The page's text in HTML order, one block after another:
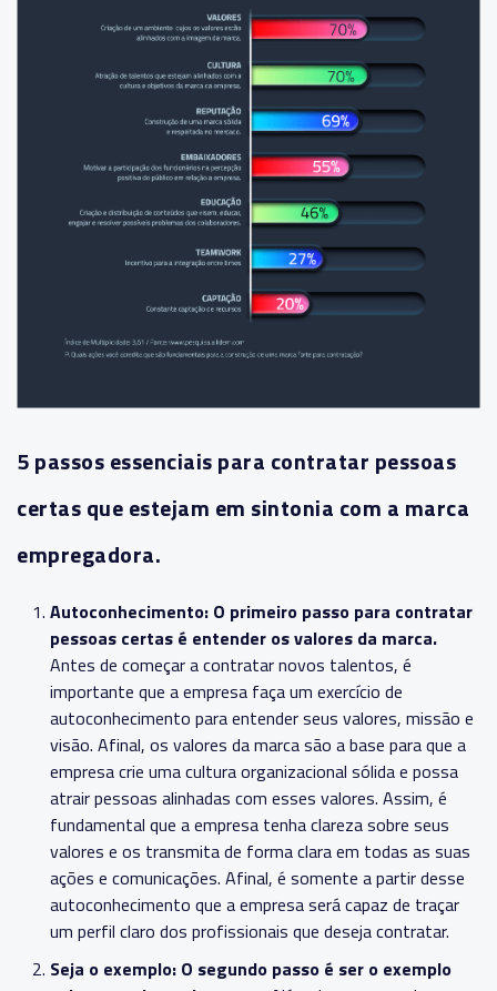
5 passos essenciais para contratar pessoas
certas que estejam em sintonia com a marca
empregadora.
Autoconhecimento: O primeiro passo para contratar
pessoas certas é entender os valores da marca.
Antes de começar a contratar novos talentos, é
importante que a empresa faça um exercício de
autoconhecimento para entender seus valores, missão e
visão. Afinal, os valores da marca são a base para que a
empresa crie uma cultura organizacional sólida e possa
atrair pessoas alinhadas com esses valores. Assim, é
fundamental que a empresa tenha clareza sobre seus
valores e os transmita de forma clara em todas as suas
ações e comunicações. Afinal, é somente a partir desse
autoconhecimento que a empresa será capaz de traçar
um perfil claro dos profissionais que deseja contratar.
Seja o exemplo: O segundo passo é ser o exemplo